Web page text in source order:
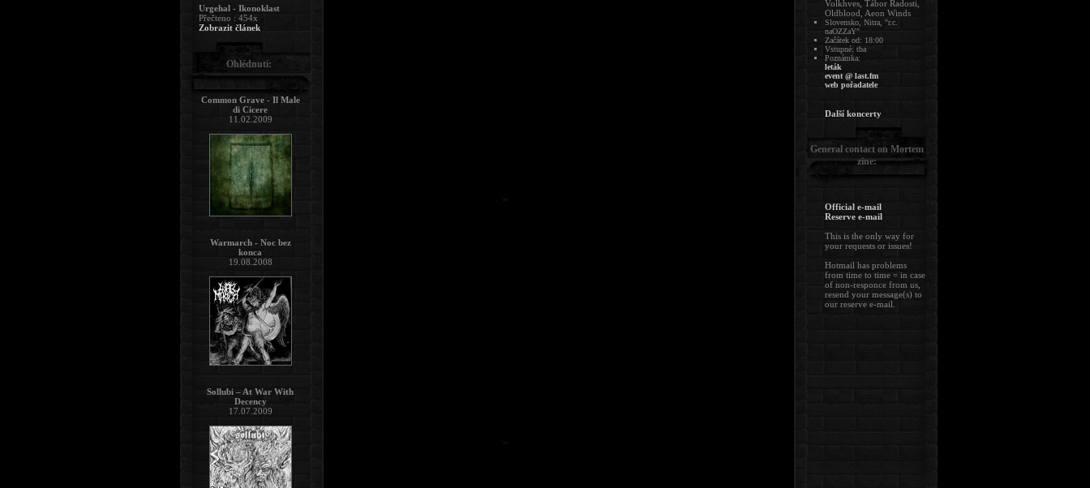
Urgehal - Ikonoklast
Přečteno : 454x
Zobrazit článek
Ohlédnutí:
Common Grave - Il Male
di Cicere
11.02.2009
Warmarch - Noc bez
konca
19.08.2008
Sollubi – At War With
Decency
17.07.2009
Volkhves, Tábor Radosti,
Oldblood, Aeon Winds
Slovensko, Nitra, "r.c.
naOZZaY"
Začátek od: 18:00
Vstupné: tba
Poznámka:
leták
event @ last.fm
web pořadatele
Další koncerty
General contact on Mortem
zine:
Official e-mail
Reserve e-mail
This is the only way for
your requests or issues!
Hotmail has problems
from time to time = in case
of non-responce from us,
resend your message(s) to
our reserve e-mail.